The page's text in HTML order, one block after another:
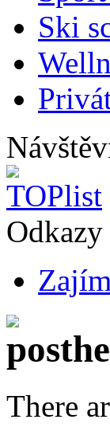
Ski
Odkazy
There